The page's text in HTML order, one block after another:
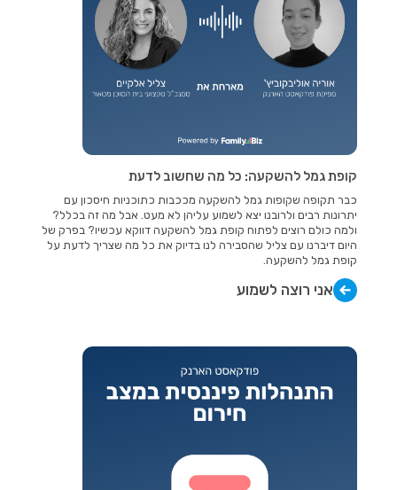
קופת גמל להשקעה: כל מה שחשוב לדעת
כבר תקופה שקופות גמל להשקעה מככבות כתוכניות חיסכון עם
יתרונות רבים ולרובנו יצא לשמוע עליהן לא מעט. אבל מה זה בכלל?
ולמה כולם רוצים לפתוח קופת גמל להשקעה דווקא עכשיו? בפרק של
היום דיברנו עם צליל שהסבירה לנו בדיוק את כל מה שצריך לדעת על
קופת גמל להשקעה.
אני רוצה לשמוע